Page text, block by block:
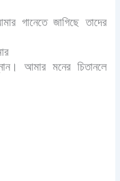
গানেতে জাগিছে তাদের
আমার মনের চিতানলে